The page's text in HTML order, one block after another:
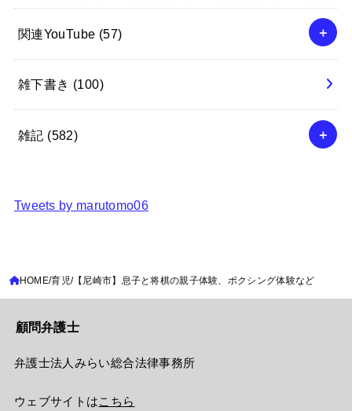
関連YouTube (57)
雑下書き (100)
雑記 (582)
Tweets by marutomo06
HOME 育児 【尼崎市】息子と将棋の親子体験、ボクシング体験など
顧問弁護士
弁護士法人みらい総合法律事務所
ウェブサイトはこちら